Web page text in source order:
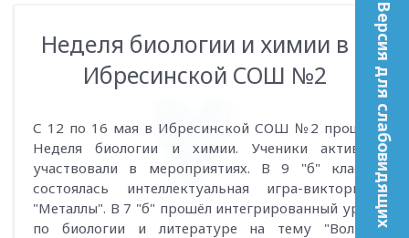
Версия для слабовидящих
Неделя биологии и химии в
Ибресинской СОШ №2
С 12 по 16 мая в Ибресинской СОШ №2 прошла
Неделя биологии и химии. Ученики активно
участвовали в мероприятиях. В 9 "б" классе
состоялась интеллектуальная игра-викторина
"Металлы". В 7 "б" прошёл интегрированный урок
по биологии и литературе на тему "Волга".